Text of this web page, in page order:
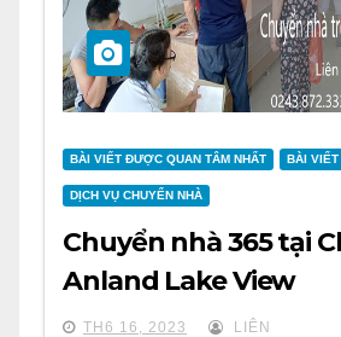
BÀI VIẾT ĐƯỢC QUAN TÂM NHẤT BÀI VIẾT
DỊCH VỤ CHUYỂN NHÀ
Chuyển nhà 365 tại
Anland Lake View
TH6 16, 2023 LIÊN